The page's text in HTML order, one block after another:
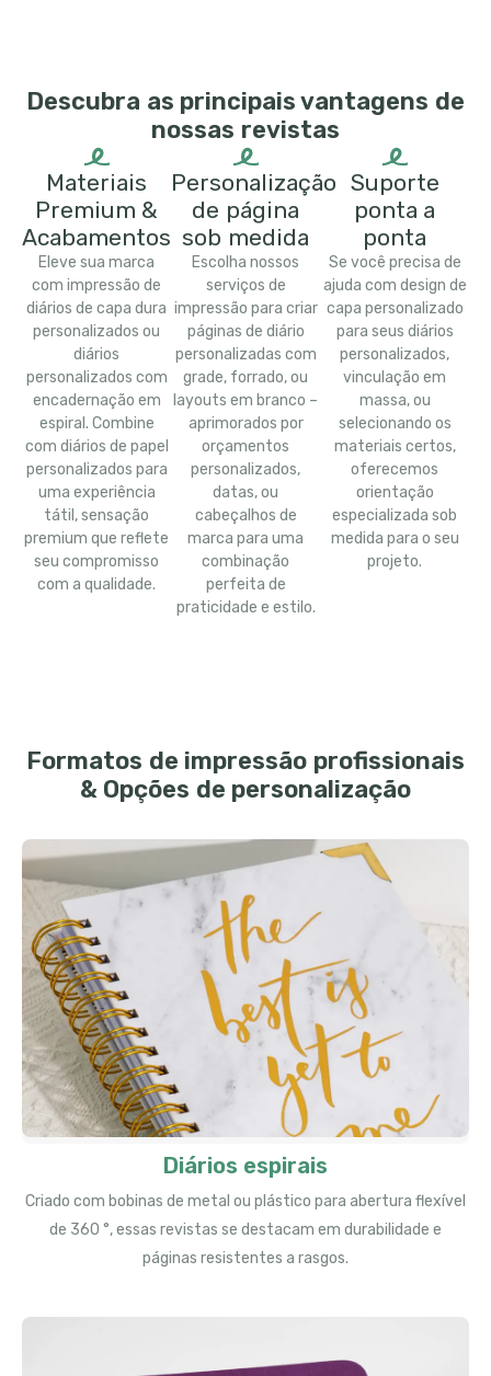
Descubra as principais vantagens de
nossas revistas
Materiais
Premium &
Acabamentos
Eleve sua marca
com impressão de
diários de capa dura
personalizados ou
diários
personalizados com
encadernação em
espiral. Combine
com diários de papel
personalizados para
uma experiência
tátil, sensação
premium que reflete
seu compromisso
com a qualidade.
Personalização
de página
sob medida
Escolha nossos
serviços de
impressão para criar
páginas de diário
personalizadas com
grade, forrado, ou
layouts em branco –
aprimorados por
orçamentos
personalizados,
datas, ou
cabeçalhos de
marca para uma
combinação
perfeita de
praticidade e estilo.
Suporte
ponta a
ponta
Se você precisa de
ajuda com design de
capa personalizado
para seus diários
personalizados,
vinculação em
massa, ou
selecionando os
materiais certos,
oferecemos
orientação
especializada sob
medida para o seu
projeto.
Formatos de impressão profissionais
& Opções de personalização
Diários espirais
Criado com bobinas de metal ou plástico para abertura flexível
de 360 ​​°, essas revistas se destacam em durabilidade e
páginas resistentes a rasgos.